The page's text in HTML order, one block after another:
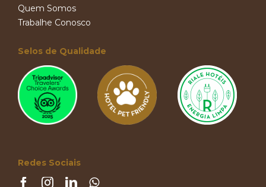
Quem Somos
Trabalhe Conosco
Selos de Qualidade
Redes Sociais